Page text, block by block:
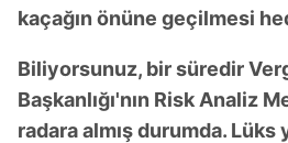
kaçağın önüne geçilmesi
Biliyorsunuz, bir süredir
Başkanlığı'nın Risk Analiz
radara almış durumda.